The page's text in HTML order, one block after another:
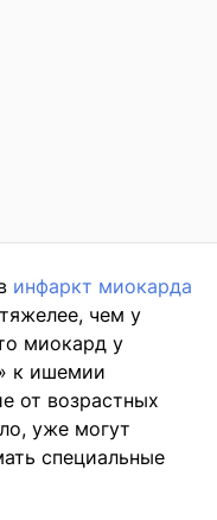
инфаркт миокарда
чем у
миокард у
к ишемии
от возрастных
уже могут
специальные